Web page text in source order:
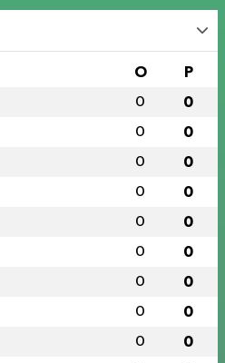
O P
0 0
0 0
0 0
0 0
0 0
0 0
0 0
0 0
0 0